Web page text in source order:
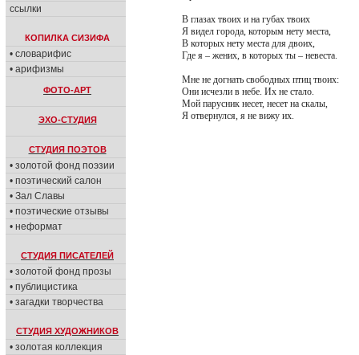
ссылки
КОПИЛКА СИЗИФА
• словарифис
• арифизмы
ФОТО-АРТ
ЭХО-СТУДИЯ
СТУДИЯ ПОЭТОВ
• золотой фонд поэзии
• поэтический салон
• Зал Славы
• поэтические отзывы
• неформат
СТУДИЯ ПИСАТЕЛЕЙ
• золотой фонд прозы
• публицистика
• загадки творчества
СТУДИЯ ХУДОЖНИКОВ
• золотая коллекция
В глазах твоих и на губах твоих
Я видел города, которым нету места,
В которых нету места для двоих,
Где я – жених, в которых ты – невеста.
Мне не догнать свободных птиц твоих:
Они исчезли в небе. Их не стало.
Мой парусник несет, несет на скалы,
Я отвернулся, я не вижу их.